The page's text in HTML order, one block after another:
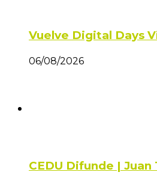
Vuelve Digital Days
06/08/2026
CEDU Difunde |